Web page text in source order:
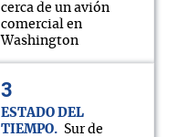
cerca de un avión
comercial en
Washington
ESTADO DEL
TIEMPO
Sur de